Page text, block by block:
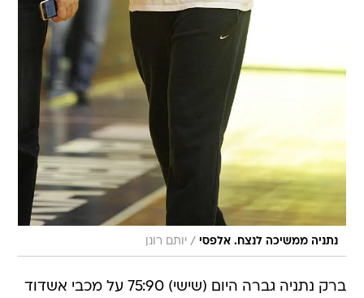
נתניה ממשיכה לנצח. אלפסי / יותם רונן
ברק נתניה גברה היום (שישי) 75:90 על מכבי אשדוד